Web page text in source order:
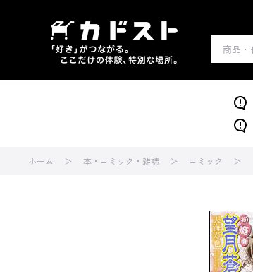
ホーム 本・コミック・雑誌 コミック